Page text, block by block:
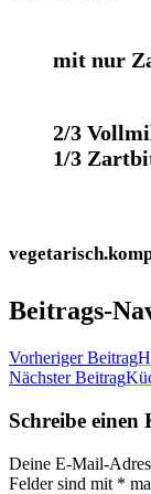
mit nur
2/3
1/3
Beitrags-
Vorheriger Beitrag
Nächster Beitrag
Schreibe einen
Deine E-Mail-
Felder sind mit *